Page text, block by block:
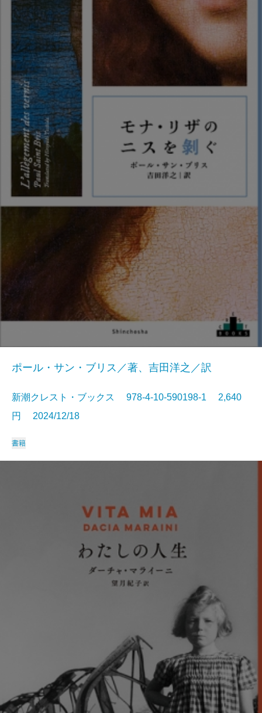
ポール・サン・ブリス／著、吉田洋之／訳
新潮クレスト・ブックス 978-4-10-590198-1 2,640
円 2024/12/18
書籍